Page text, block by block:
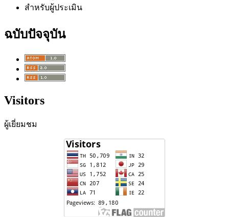
สำหรับผู้ประเมิน
ฉบับปัจจุบัน
Visitors
ผู้เยี่ยมชม